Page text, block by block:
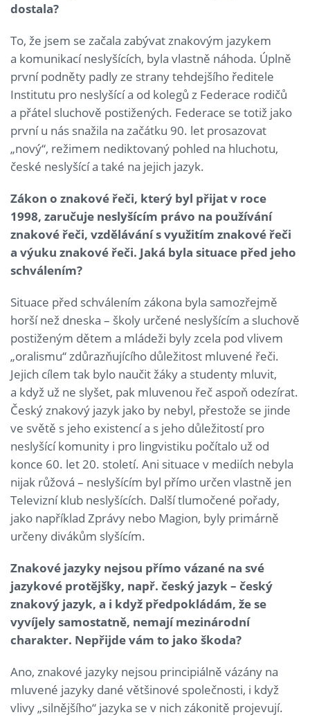
dostala?
To, že jsem se začala zabývat znakovým jazykem
a komunikací neslyšících, byla vlastně náhoda. Úplně
první podněty padly ze strany tehdejšího ředitele
Institutu pro neslyšící a od kolegů z Federace rodičů
a přátel sluchově postižených. Federace se totiž jako
první u nás snažila na začátku 90. let prosazovat
„nový“, režimem nediktovaný pohled na hluchotu,
české neslyšící a také na jejich jazyk.
Zákon o znakové řeči, který byl přijat v roce
1998, zaručuje neslyšícím právo na používání
znakové řeči, vzdělávání s využitím znakové řeči
a výuku znakové řeči. Jaká byla situace před jeho
schválením?
Situace před schválením zákona byla samozřejmě
horší než dneska – školy určené neslyšícím a sluchově
postiženým dětem a mládeži byly zcela pod vlivem
„oralismu“ zdůrazňujícího důležitost mluvené řeči.
Jejich cílem tak bylo naučit žáky a studenty mluvit,
a když už ne slyšet, pak mluvenou řeč aspoň odezírat.
Český znakový jazyk jako by nebyl, přestože se jinde
ve světě s jeho existencí a s jeho důležitostí pro
neslyšící komunity i pro lingvistiku počítalo už od
konce 60. let 20. století. Ani situace v mediích nebyla
nijak růžová – neslyšícím byl přímo určen vlastně jen
Televizní klub neslyšících. Další tlumočené pořady,
jako například Zprávy nebo Magion, byly primárně
určeny divákům slyšícím.
Znakové jazyky nejsou přímo vázané na své
jazykové protějšky, např. český jazyk – český
znakový jazyk, a i když předpokládám, že se
vyvíjely samostatně, nemají mezinárodní
charakter. Nepřijde vám to jako škoda?
Ano, znakové jazyky nejsou principiálně vázány na
mluvené jazyky dané většinové společnosti, i když
vlivy „silnějšího“ jazyka se v nich zákonitě projevují.